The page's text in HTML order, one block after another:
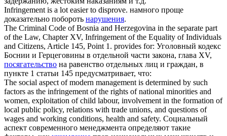
Infringementis a lot easier to disprove. намного проще
доказательно побороть нарушения.
The Criminal Code of Bosnia and Herzegovina in the separate part
of the Law, Chapter XV, Infringementof the Equality of Individuals
and Citizens, Article 145, Point 1. provides for: Уголовный кодекс
Боснии и Герцеговины в отдельной части закона, глава XV,
посягательство на равенство отдельных лиц и граждан, в
пункте 1 статьи 145 предусматривает, что:
The social aspect of modern management is determined by such
factors as the infringementof the rights of national minorities and
women, exploitation of child labour, involvement in the formation of
local public policy, relations with trade unions, and questions of
wages and working conditions, health and safety. Социальный
аспект современного менеджмента определяют такие